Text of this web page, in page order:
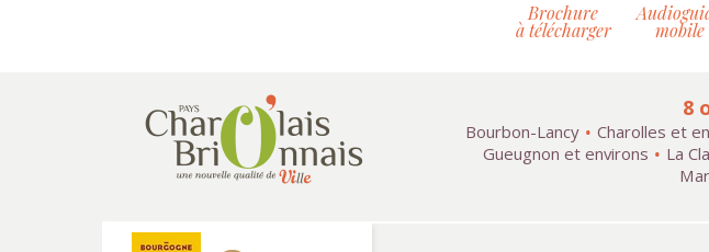
Brochure
à télécharger mobile
8
Bourbon-Lancy Charolles et
Gueugnon et environs
La